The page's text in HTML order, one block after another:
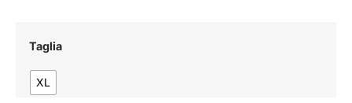
Taglia
XL